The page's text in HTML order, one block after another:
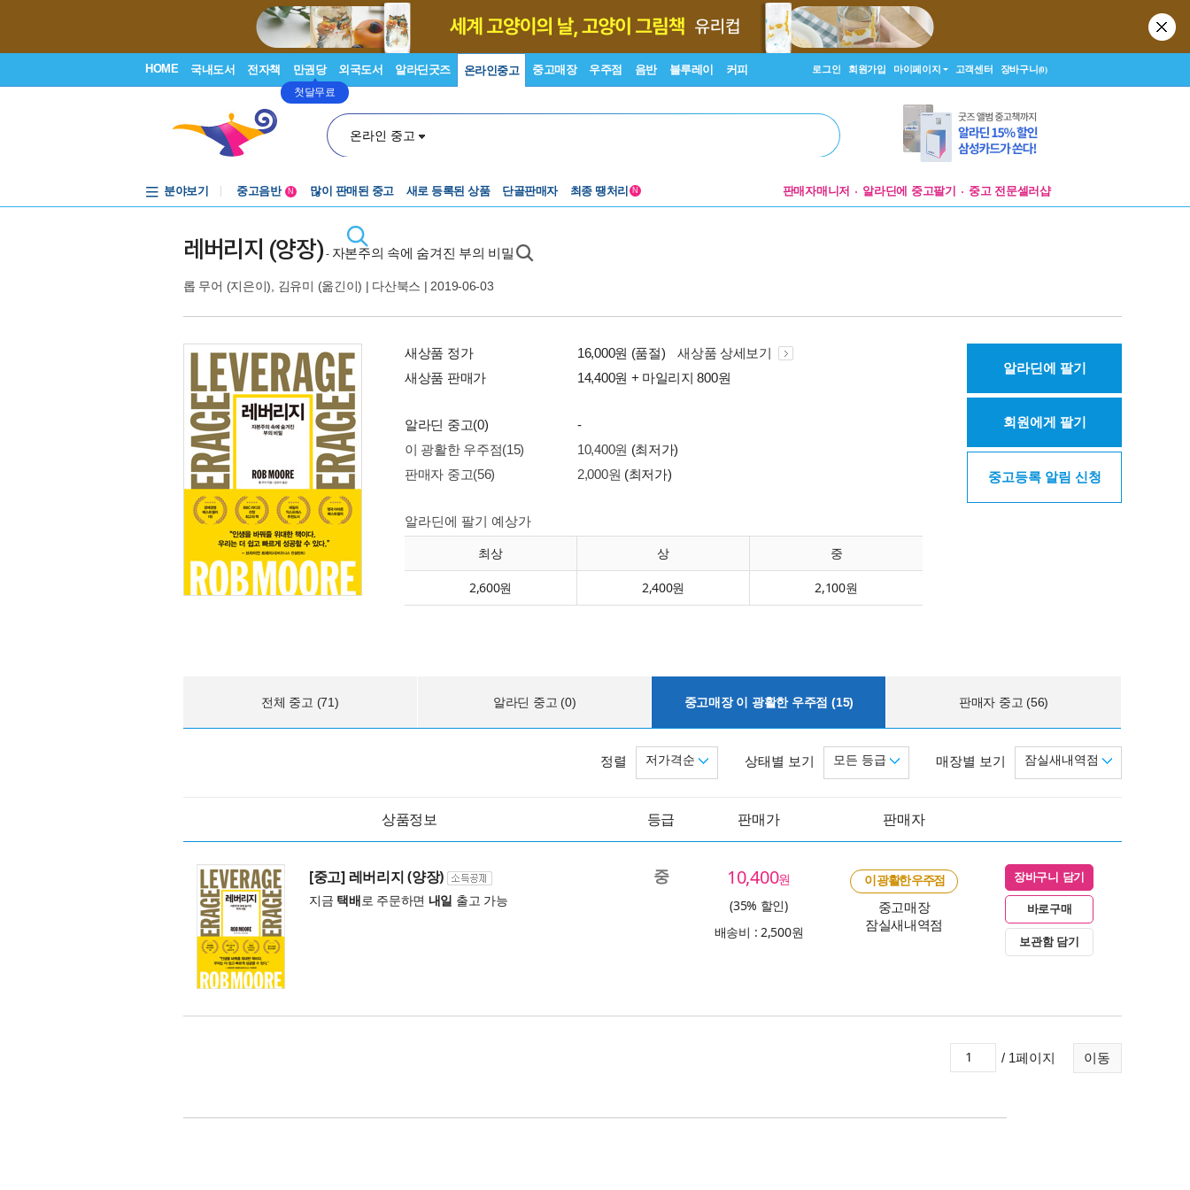
HOME 국내도서 전자책 만권당
첫달무료
외국도서 알라딘굿즈 온라인중고 중고매장 우주점 음반 블루레이 커피 로그인 회원가입 마이페이지 고객센터 장바구니(0)
온라인 중고
분야보기
중고음반
중고음반
N 많이 판매된 중고 새로 등록된 상품 단골판매자 최종 땡처리 N 판매자매니저 알라딘에 중고팔기 중고 전문셀러샵
레버리지 (양장) - 자본주의 속에 숨겨진 부의 비밀
롭 무어 (지은이), 김유미 (옮긴이) | 다산북스 | 2019-06-03
새상품 정가 16,000원 (품절)
새상품 상세보기
새상품 판매가
14,400원 + 마일리지 800원
알라딘 중고(0)
-
이 광활한 우주점(15)
10,400원 (최저가)
판매자 중고(56)
2,000원 (최저가)
알라딘에 팔기 예상가
최상 상 중
2,600원 2,400원 2,100원
알라딘에 팔기
회원에게 팔기
중고등록 알림 신청
전체 중고 (71) 알라딘 중고 (0) 중고매장 이 광활한 우주점 (15) 판매자 중고 (56)
매장별 보기 잠실새내역점
상태별 보기 모든 등급
정렬 저가격순
상품정보 등급 판매가 판매자
[중고] 레버리지 (양장)
지금 택배로 주문하면 내일 출고 가능
중 10,400원
(35% 할인)
배송비 : 2,500원
이 광활한 우주점
중고매장
잠실새내역점
장바구니 담기
바로구매
보관함 담기
이동
/ 1페이지